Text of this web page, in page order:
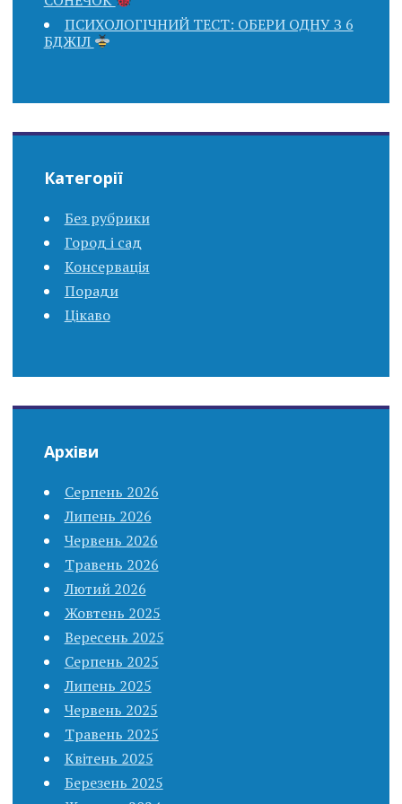
ПСИХОЛОГІЧНИЙ ТЕСТ: ОБЕРИ ОДНУ З 6
БДЖІЛ
Категорії
Без рубрики
Город і сад
Консервація
Поради
Цікаво
Архіви
Серпень 2026
Липень 2026
Червень 2026
Травень 2026
Лютий 2026
Жовтень 2025
Вересень 2025
Серпень 2025
Липень 2025
Червень 2025
Травень 2025
Квітень 2025
Березень 2025